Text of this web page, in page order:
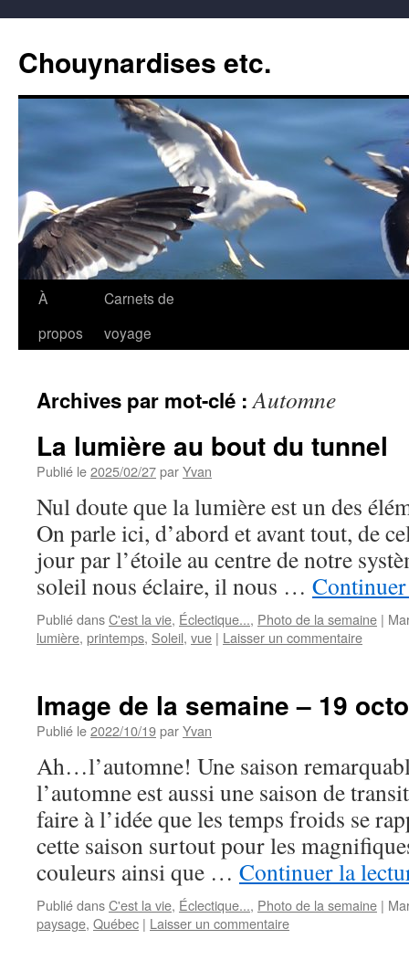
contenu
Chouynardises etc.
À
propos
Carnets de
voyage
Archives par mot-clé :Automne
La lumière au bout du tunnel
Publié le2025/02/27parYvan
Nul doute que la lumière est un des
On parle ici, d’abord et avant tout, de
jour par l’étoile au centre de notre
soleil nous éclaire, il nous …
Publié dansC'est la vie, Éclectique..., Photo de la semaine |
lumière, printemps, Soleil, vue | Laisser un commentaire
Image de la semaine – 19
Publié le2022/10/19parYvan
Ah…l’automne! Une saison
l’automne est aussi une saison de
faire à l’idée que les temps froids se
cette saison surtout pour les
couleurs ainsi que … Continuer la
Publié dansC'est la vie, Éclectique..., Photo de la semaine |
paysage, Québec | Laisser un commentaire